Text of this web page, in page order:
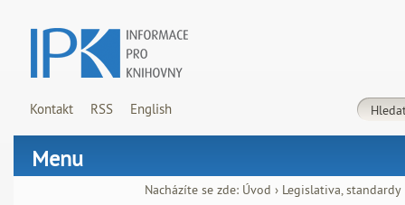
Kontakt RSS English
Menu
Nacházíte se zde: Úvod › Legislativa, standardy